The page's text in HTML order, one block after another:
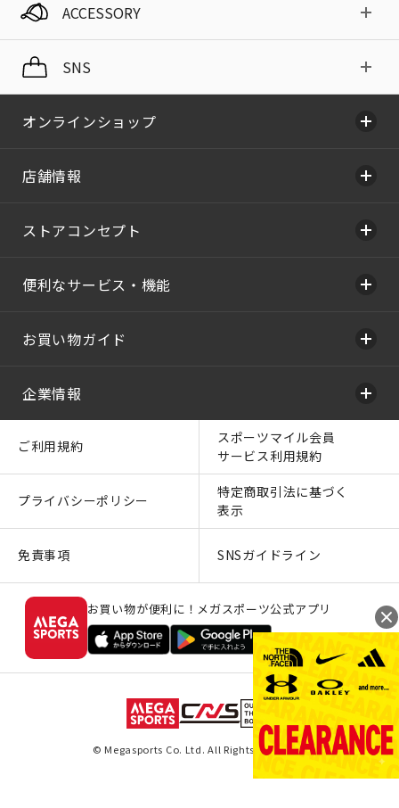
ACCESSORY
SNS
オンラインショップ
店舗情報
ストアコンセプト
便利なサービス・機能
お買い物ガイド
企業情報
ご利用規約
スポーツマイル会員
サービス利用規約
プライバシーポリシー
特定商取引法に基づく
表示
免責事項 SNSガイドライン
お買い物が便利に！メガスポーツ公式アプリ
© Megasports Co. Ltd. All Rights Reserved.